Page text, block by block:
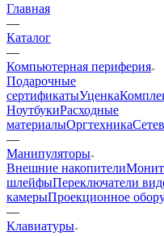
Главная
—
Каталог
—
Компьютерная периферия
Подарочные
сертификатыУценка
НоутбукиРасходные
материалыОргтехника
—
Манипуляторы
Внешние накопители
шлейфыПереключатели
камерыПроекционное
—
Клавиатуры